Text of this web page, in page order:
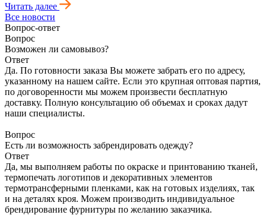
Читать далее
Все новости
Вопрос-ответ
Вопрос
Возможен ли самовывоз?
Ответ
Да. По готовности заказа Вы можете забрать его по адресу,
указанному на нашем сайте. Если это крупная оптовая партия,
по договоренности мы можем произвести бесплатную
доставку. Полную консультацию об объемах и сроках дадут
наши специалисты.
Вопрос
Есть ли возможность забрендировать одежду?
Ответ
Да, мы выполняем работы по окраске и принтованию тканей,
термопечать логотипов и декоративных элементов
термотрансферными пленками, как на готовых изделиях, так
и на деталях кроя. Можем производить индивидуальное
брендирование фурнитуры по желанию заказчика.